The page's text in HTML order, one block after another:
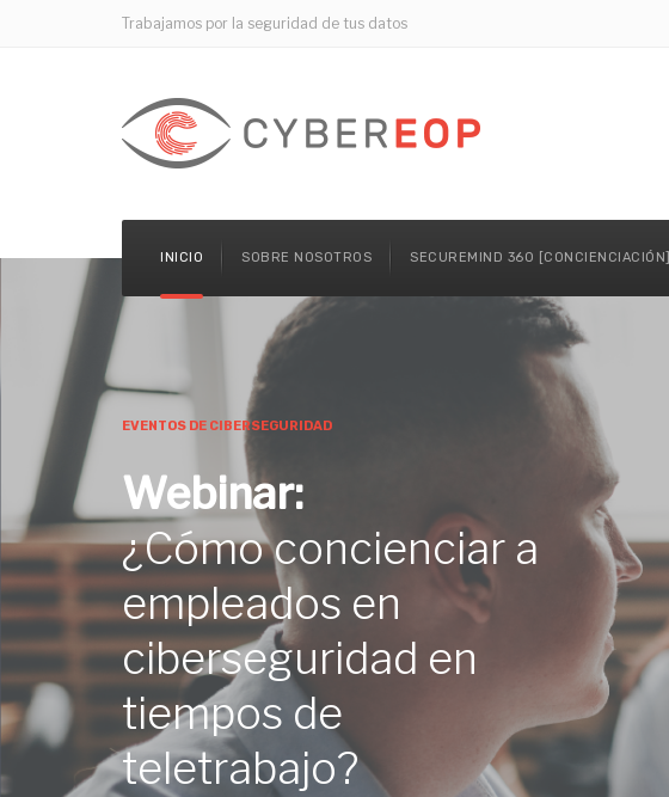
Trabajamos por la seguridad de tus datos
INICIO SOBRE NOSOTROS SECUREMIND 360 [CONCIENCIACIÓN]
EVENTOS DE CIBERSEGURIDAD
Webinar:
¿Cómo concienciar a
empleados en
ciberseguridad en
tiempos de
teletrabajo?